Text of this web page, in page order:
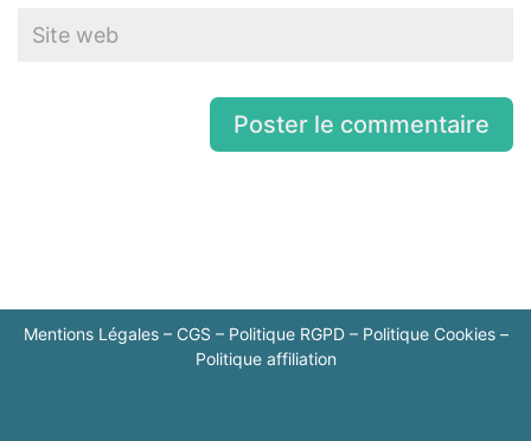
Mentions Légales– CGS – Politique RGPD– Politique Cookies–
Politique affiliation